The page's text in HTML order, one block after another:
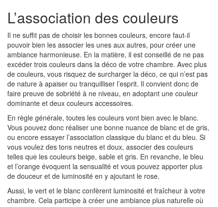
L’association des couleurs
Il ne suffit pas de choisir les bonnes couleurs, encore faut-il
pouvoir bien les associer les unes aux autres, pour créer une
ambiance harmonieuse. En la matière, il est conseillé de ne pas
excéder trois couleurs dans la déco de votre chambre. Avec plus
de couleurs, vous risquez de surcharger la déco, ce qui n’est pas
de nature à apaiser ou tranquilliser l’esprit. Il convient donc de
faire preuve de sobriété à ne niveau, en adoptant une couleur
dominante et deux couleurs accessoires.
En règle générale, toutes les couleurs vont bien avec le blanc.
Vous pouvez donc réaliser une bonne nuance de blanc et de gris,
ou encore essayer l’association classique du blanc et du bleu. Si
vous voulez des tons neutres et doux, associer des couleurs
telles que les couleurs beige, sable et gris. En revanche, le bleu
et l’orange évoquent la sensualité et vous pouvez apporter plus
de douceur et de luminosité en y ajoutant le rose.
Aussi, le vert et le blanc confèrent luminosité et fraîcheur à votre
chambre. Cela participe à créer une ambiance plus naturelle où